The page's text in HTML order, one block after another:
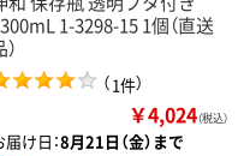
1-3298-15 1個（直送
（1件）
￥4,024（税込）
届け日：8月21日（金）まで